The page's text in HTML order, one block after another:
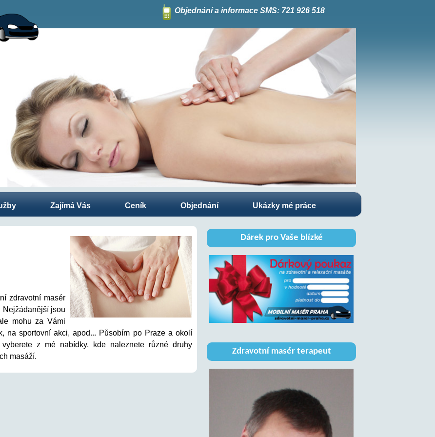
Objednání a informace SMS: 721 926 518
zdravotní masér
Nejžádanější jsou
mohu za Vámi
na sportovní akci, apod... Působím po Praze a okolí
z mé nabídky, kde naleznete různé druhy
masáží.
Dárek pro Vaše blízké
Zdravotní masér terapeut
Zajímá Vás Ceník Objednání Ukázky mé práce